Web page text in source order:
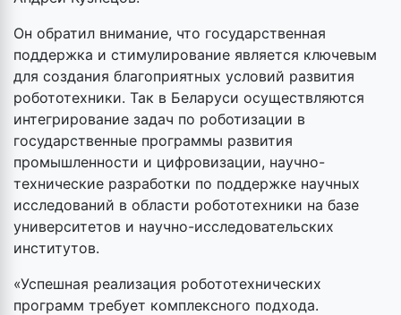
Он обратил внимание, что государственная
поддержка и стимулирование является ключевым
для создания благоприятных условий развития
робототехники. Так в Беларуси осуществляются
интегрирование задач по роботизации в
государственные программы развития
промышленности и цифровизации, научно-
технические разработки по поддержке научных
исследований в области робототехники на базе
университетов и научно-исследовательских
институтов.
«Успешная реализация робототехнических
программ требует комплексного подхода.